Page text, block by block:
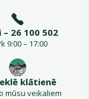
– 26 100 502
9:00 – 17:00
klātienē
mūsu veikaliem